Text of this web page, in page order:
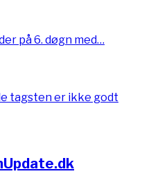
på 6. døgn med…
tagsten er ikke godt